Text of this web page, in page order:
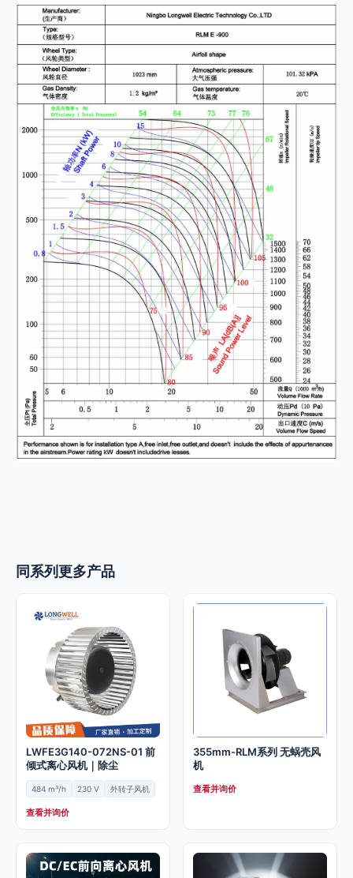
同系列更多产品
LWFE3G140-072NS-01 前
倾式离心风机｜除尘
484 m³/h 230 V 外转子风机
查看并询价
355mm-RLM系列 无蜗壳风
机
查看并询价